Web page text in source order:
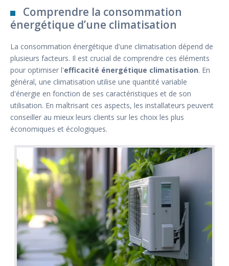
Comprendre la consommation
énergétique d’une climatisation
La consommation énergétique d'une climatisation dépend de
plusieurs facteurs. Il est crucial de comprendre ces éléments
pour optimiser l'efficacité énergétique climatisation. En
général, une climatisation utilise une quantité variable
d'énergie en fonction de ses caractéristiques et de son
utilisation. En maîtrisant ces aspects, les installateurs peuvent
conseiller au mieux leurs clients sur les choix les plus
économiques et écologiques.